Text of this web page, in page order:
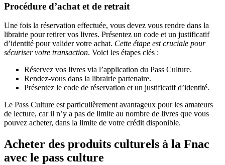
Procédure d’achat et de retrait
Une fois la réservation effectuée, vous devez vous rendre dans la
librairie pour retirer vos livres. Présentez un code et un justificatif
d’identité pour valider votre achat. Cette étape est cruciale pour
sécuriser votre transaction. Voici les étapes clés :
Réservez vos livres via l’application du Pass Culture.
Rendez-vous dans la librairie partenaire.
Présentez le code de réservation et un justificatif d’identité.
Le Pass Culture est particulièrement avantageux pour les amateurs
de lecture, car il n’y a pas de limite au nombre de livres que vous
pouvez acheter, dans la limite de votre crédit disponible.
Acheter des produits culturels à la Fnac
avec le pass culture